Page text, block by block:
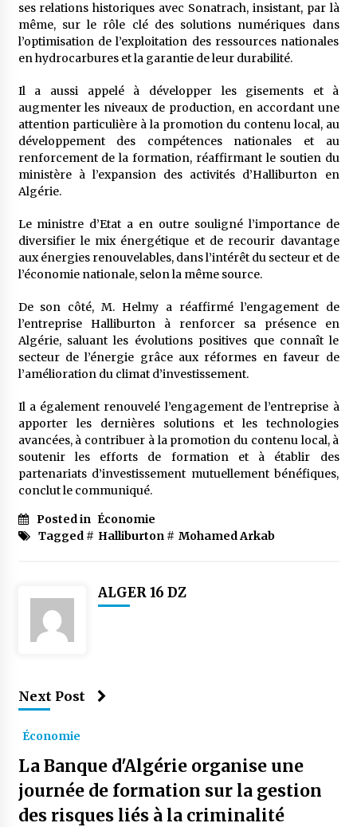
Première voiture de course conçue et
fabriquée localement : Une équipe d’étudiants
algériens participe à une compétition
internationale
3 semaines ago
Université Alger 3 : Lancement d’un master à
cursus intégré à la licence en communication
en langue amazighe
3 semaines ago
ses relations historiques avec Sonatrach, insistant, par là
même, sur le rôle clé des solutions numériques dans
l’optimisation de l’exploitation des ressources nationales
en hydrocarbures et la garantie de leur durabilité.
Il a aussi appelé à développer les gisements et à
augmenter les niveaux de production, en accordant une
attention particulière à la promotion du contenu local, au
développement des compétences nationales et au
renforcement de la formation, réaffirmant le soutien du
ministère à l’expansion des activités d’Halliburton en
Algérie.
Le ministre d’Etat a en outre souligné l’importance de
diversifier le mix énergétique et de recourir davantage
aux énergies renouvelables, dans l’intérêt du secteur et de
l’économie nationale, selon la même source.
De son côté, M. Helmy a réaffirmé l’engagement de
l’entreprise Halliburton à renforcer sa présence en
Algérie, saluant les évolutions positives que connaît le
secteur de l’énergie grâce aux réformes en faveur de
l’amélioration du climat d’investissement.
Il a également renouvelé l’engagement de l’entreprise à
apporter les dernières solutions et les technologies
avancées, à contribuer à la promotion du contenu local, à
soutenir les efforts de formation et à établir des
partenariats d’investissement mutuellement bénéfiques,
conclut le communiqué.
Posted in Économie
Tagged # Halliburton# Mohamed Arkab
ALGER 16 DZ
Next Post
Économie
La Banque d'Algérie organise une
journée de formation sur la gestion
des risques liés à la criminalité